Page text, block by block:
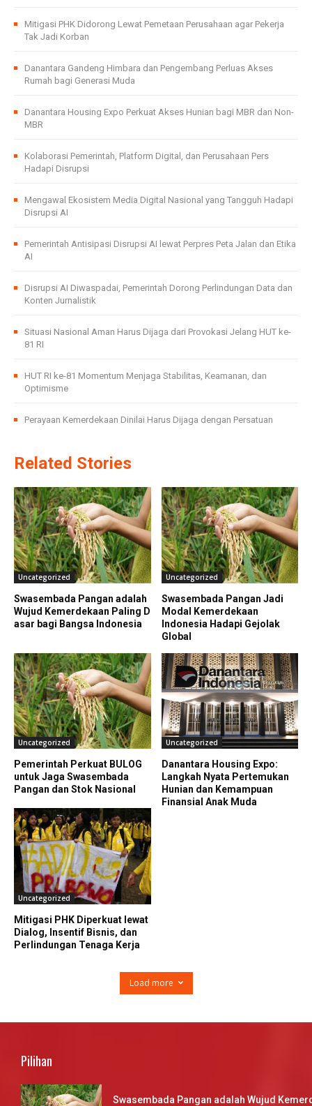
Mitigasi PHK Didorong Lewat Pemetaan Perusahaan agar Pekerja
Tak Jadi Korban
Danantara Gandeng Himbara dan Pengembang Perluas Akses
Rumah bagi Generasi Muda
Danantara Housing Expo Perkuat Akses Hunian bagi MBR dan Non-
MBR
Kolaborasi Pemerintah, Platform Digital, dan Perusahaan Pers
Hadapi Disrupsi
Mengawal Ekosistem Media Digital Nasional yang Tangguh Hadapi
Disrupsi AI
Pemerintah Antisipasi Disrupsi AI lewat Perpres Peta Jalan dan Etika
AI
Disrupsi AI Diwaspadai, Pemerintah Dorong Perlindungan Data dan
Konten Jurnalistik
Situasi Nasional Aman Harus Dijaga dari Provokasi Jelang HUT ke-
81 RI
HUT RI ke-81 Momentum Menjaga Stabilitas, Keamanan, dan
Optimisme
Perayaan Kemerdekaan Dinilai Harus Dijaga dengan Persatuan
Related Stories
Uncategorized
Swasembada Pangan adalah
Wujud Kemerdekaan Paling D
asar bagi Bangsa Indonesia
Uncategorized
Swasembada Pangan Jadi
Modal Kemerdekaan
Indonesia Hadapi Gejolak
Global
Uncategorized
Pemerintah Perkuat BULOG
untuk Jaga Swasembada
Pangan dan Stok Nasional
Uncategorized
Danantara Housing Expo:
Langkah Nyata Pertemukan
Hunian dan Kemampuan
Finansial Anak Muda
Uncategorized
Mitigasi PHK Diperkuat lewat
Dialog, Insentif Bisnis, dan
Perlindungan Tenaga Kerja
Load more
Pilihan
Swasembada Pangan adalah Wujud